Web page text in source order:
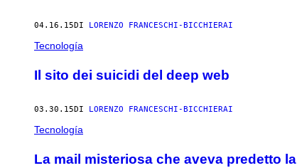
04.16.15DI LORENZO FRANCESCHI-BICCHIERAI
Tecnología
Il sito dei suicidi del deep web
03.30.15DI LORENZO FRANCESCHI-BICCHIERAI
Tecnología
La mail misteriosa che aveva predetto